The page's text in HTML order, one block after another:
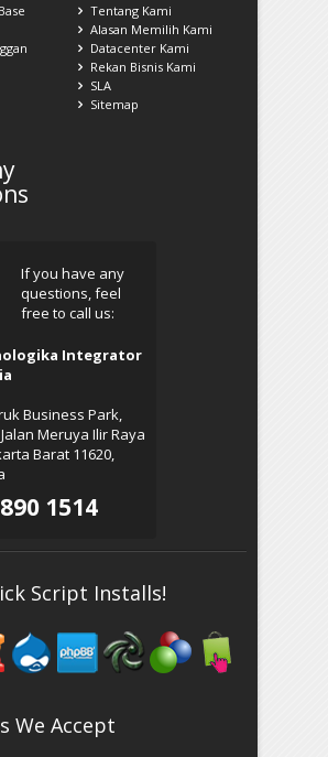
Tentang Kami
Alasan Memilih Kami
Datacenter Kami
Rekan Bisnis Kami
SLA
Sitemap
If you have any
questions, feel
free to call us:
Integrator
Business Park,
Meruya Ilir Raya
Barat 11620,
1514
Script Installs!
We Accept